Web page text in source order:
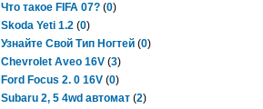
Что такое FIFA 07? (0)
Skoda Yeti 1.2 (0)
Узнайте Свой Тип Ногтей (0)
Chevrolet Aveo 16V (3)
Ford Focus 2. 0 16V (0)
Subaru 2, 5 4wd автомат (2)